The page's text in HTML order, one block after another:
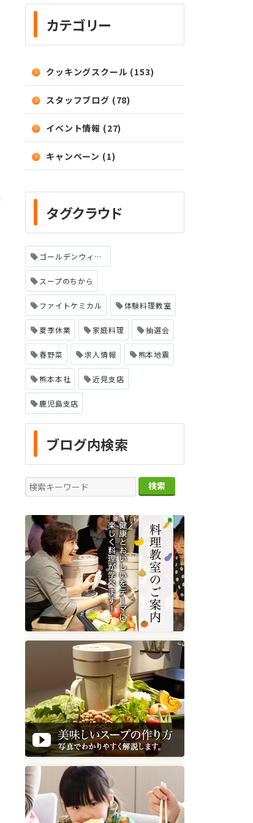
カテゴリー
クッキングスクール (153)
スタッフブログ (78)
イベント情報 (27)
キャンペーン (1)
タグクラウド
ゴールデンウィーク
スープのちから
ファイトケミカル 体験料理教室
夏季休業 家庭料理 抽選会
春野菜 求人情報 熊本地震
熊本本社 近見支店
鹿児島支店
ブログ内検索